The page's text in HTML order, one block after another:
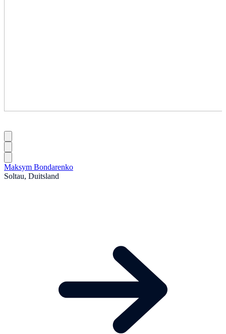
Maksym Bondarenko
Soltau, Duitsland